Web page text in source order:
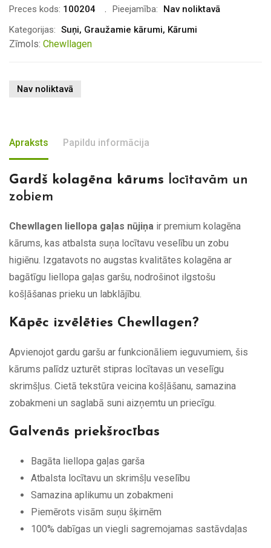
Preces kods: 100204 Pieejamība:
Nav noliktavā
Kategorijas: Suņi, Graužamie kārumi, Kārumi
Zīmols: Chewllagen
Nav noliktavā
Apraksts Papildu informācija
Gardš kolagēna kārums locītavām un
zobiem
Chewllagen liellopa gaļas nūjiņa ir premium kolagēna
kārums, kas atbalsta suņa locītavu veselību un zobu
higiēnu. Izgatavots no augstas kvalitātes kolagēna ar
bagātīgu liellopa gaļas garšu, nodrošinot ilgstošu
košļāšanas prieku un labklājību.
Kāpēc izvēlēties Chewllagen?
Apvienojot gardu garšu ar funkcionāliem ieguvumiem, šis
kārums palīdz uzturēt stipras locītavas un veselīgu
skrimšļus. Cietā tekstūra veicina košļāšanu, samazina
zobakmeni un saglabā suni aizņemtu un priecīgu.
Galvenās priekšrocības
Bagāta liellopa gaļas garša
Atbalsta locītavu un skrimšļu veselību
Samazina aplikumu un zobakmeni
Piemērots visām suņu šķirnēm
100% dabīgas un viegli sagremojamas sastāvdaļas